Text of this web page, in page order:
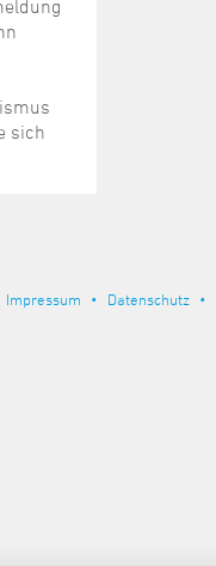
sich
Impressum Datenschutz